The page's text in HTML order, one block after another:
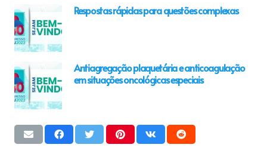
Respostas rápidas para questões complexas
Antiagregação plaquetária e anticoagulação
em situações oncológicas especiais